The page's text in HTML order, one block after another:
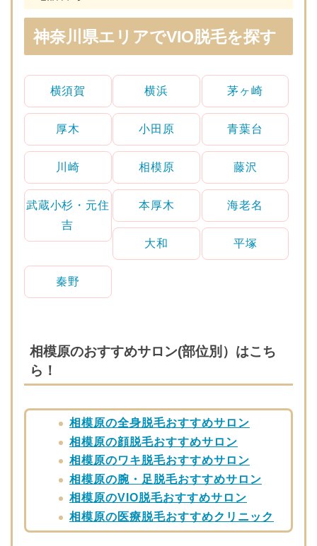
神奈川県エリアでVIO脱毛を探す
横須賀 横浜 茅ヶ崎
厚木 小田原 青葉台
川崎 相模原 藤沢
武蔵小杉・元住
吉
本厚木 海老名
大和 平塚
秦野
相模原のおすすめサロン(部位別）はこち
ら！
相模原の全身脱毛おすすめサロン
相模原の顔脱毛おすすめサロン
相模原のワキ脱毛おすすめサロン
相模原の腕・足脱毛おすすめサロン
相模原のVIO脱毛おすすめサロン
相模原の医療脱毛おすすめクリニック